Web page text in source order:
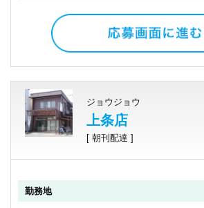
ジョウジョウ
上条店
[ 朝刊配達 ]
勤務地